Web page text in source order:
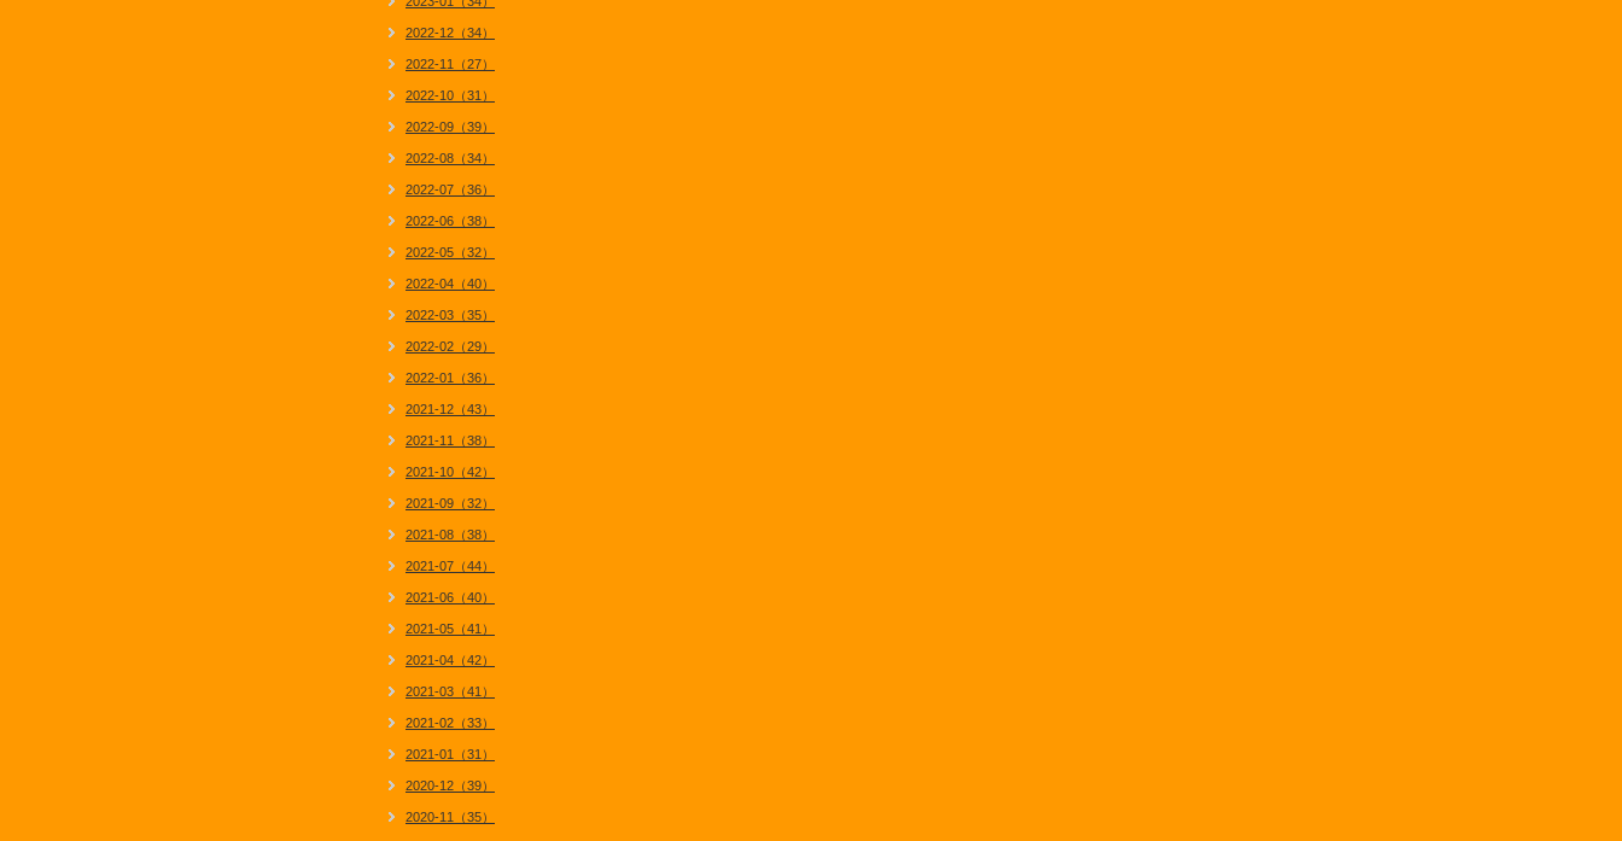
2022-12（34）
2022-11（27）
2022-10（31）
2022-09（39）
2022-08（34）
2022-07（36）
2022-06（38）
2022-05（32）
2022-04（40）
2022-03（35）
2022-02（29）
2022-01（36）
2021-12（43）
2021-11（38）
2021-10（42）
2021-09（32）
2021-08（38）
2021-07（44）
2021-06（40）
2021-05（41）
2021-04（42）
2021-03（41）
2021-02（33）
2021-01（31）
2020-12（39）
2020-11（35）